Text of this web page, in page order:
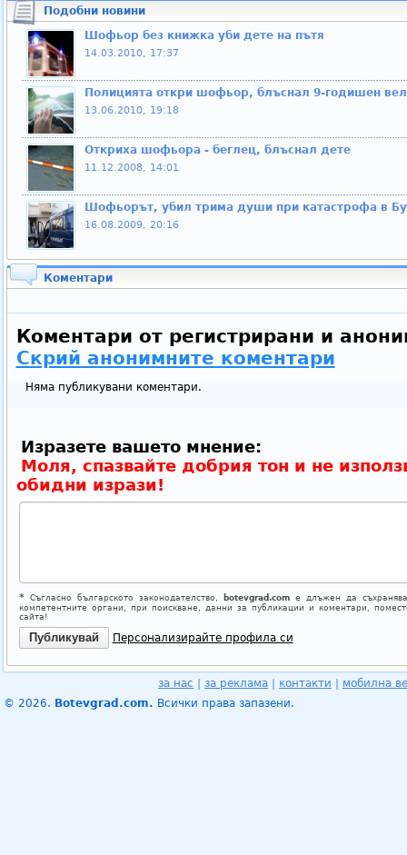
Подобни новини
Шофьор без книжка уби дете на пътя
14.03.2010, 17:37
Полицията откри шофьор, блъснал 9-годишен
13.06.2010, 19:18
Откриха шофьора - беглец, блъснал дете
11.12.2008, 14:01
Шофьорът, убил трима души при катастрофа в
16.08.2009, 20:16
Коментари
Коментари от регистрирани и
Скрий анонимните коментари
Няма публикувани коментари.
Изразете вашето мнение:
Моля, спазвайте добрия тон и не
обидни изрази!
*Съгласно българското законодателство, botevgrad.comе длъжен да
компетентните органи, при поискване, данни за публикации и коментари,
сайта!
Персонализирайте профила си
за нас за реклама контакти
мобилна
© 2026. Botevgrad.com. Всички права запазени.